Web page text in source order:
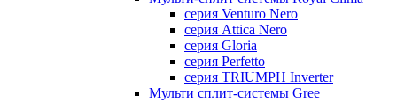
серия Venturo Nero
серия Attica Nero
серия Gloria
серия Perfetto
серия TRIUMPH Inverter
Мульти сплит-системы Gree